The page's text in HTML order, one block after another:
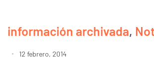
información archivada,
12 febrero, 2014